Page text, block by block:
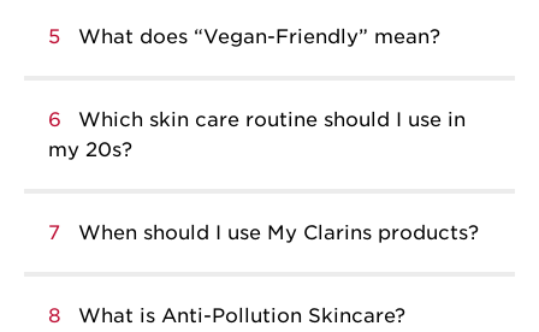
5 What does “Vegan-Friendly” mean?
6
Which skin care routine should I use in
my 20s?
7 When should I use My Clarins products?
8 What is Anti-Pollution Skincare?